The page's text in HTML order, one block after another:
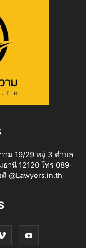
าม 19/29 หมู่ 3 ตำบล
านี 12120 โทร 089-
@Lawyers.in.th